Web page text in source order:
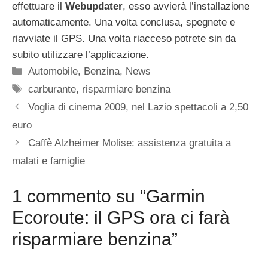
effettuare il Webupdater, esso avvierà l’installazione
automaticamente. Una volta conclusa, spegnete e
riavviate il GPS. Una volta riacceso potrete sin da
subito utilizzare l’applicazione.
Categorie
Automobile, Benzina, News
Tag
carburante, risparmiare benzina
Voglia di cinema 2009, nel Lazio spettacoli a 2,50
euro
Caffè Alzheimer Molise: assistenza gratuita a
malati e famiglie
1 commento su “Garmin
Ecoroute: il GPS ora ci farà
risparmiare benzina”